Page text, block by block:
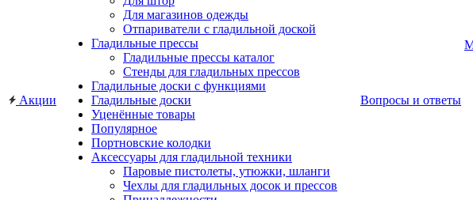
Акции
Для магазинов одежды
Отпариватели с гладильной доской
Гладильные прессы
Гладильные прессы каталог
Стенды для гладильных прессов
Гладильные доски с функциями
Гладильные доски
Уценённые товары
Популярное
Портновские колодки
Аксессуары для гладильной техники
Паровые пистолеты, утюжки, шланги
Чехлы для гладильных досок и прессов
Вопросы и ответы